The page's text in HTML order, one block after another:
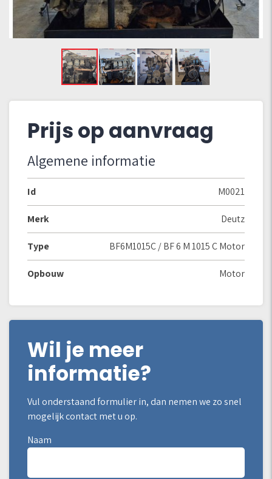
Prijs op aanvraag
Algemene informatie
Id M0021
Merk Deutz
Type BF6M1015C / BF 6 M 1015 C Motor
Opbouw Motor
Wil je meer
informatie?
Vul onderstaand formulier in, dan nemen we zo snel
mogelijk contact met u op.
Naam